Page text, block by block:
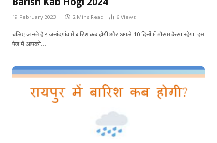
19 February 2023 2 Mins Read 6 Views
चलिए जानते है राजनांदगांव में बारिश कब होगी और अगले 10 दिनों में मौसम कैसा रहेगा. इस
पेज में आपको…